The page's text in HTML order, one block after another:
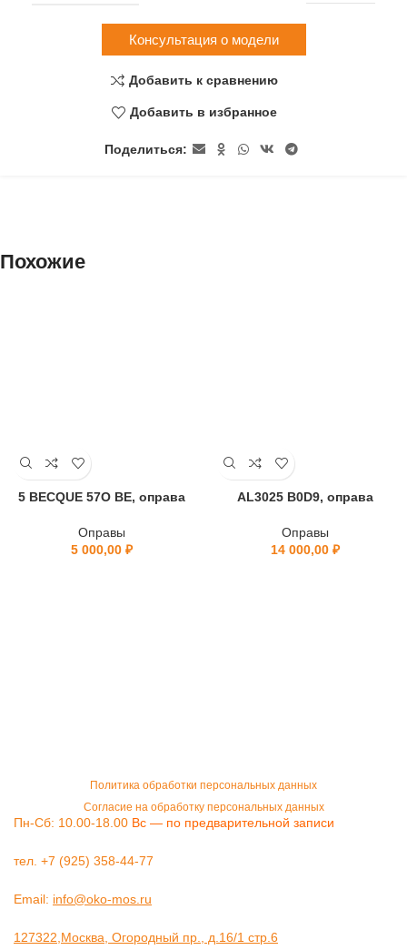
Консультация о модели
Добавить к сравнению
Добавить в избранное
Поделиться:
Похожие
5 BECQUE 57O BE, оправа
Оправы
5 000,00 ₽
AL3025 B0D9, оправа
Оправы
14 000,00 ₽
Политика обработки персональных данных
Согласие на обработку персональных данных
Пн-Сб: 10.00-18.00 Вс — по предварительной записи
тел. +7 (925) 358-44-77
Email: info@oko-mos.ru
127322,Москва, Огородный пр., д.16/1 стр.6